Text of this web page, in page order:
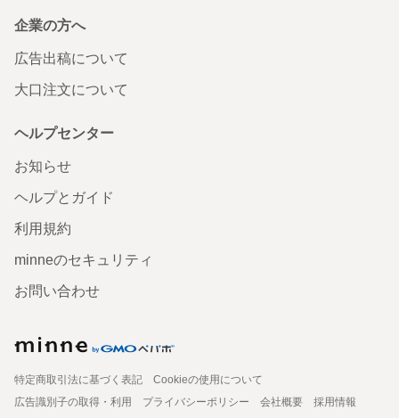
企業の方へ
広告出稿について
大口注文について
ヘルプセンター
お知らせ
ヘルプとガイド
利用規約
minneのセキュリティ
お問い合わせ
特定商取引法に基づく表記
Cookieの使用について
広告識別子の取得・利用
プライバシーポリシー 会社概要
採用情報